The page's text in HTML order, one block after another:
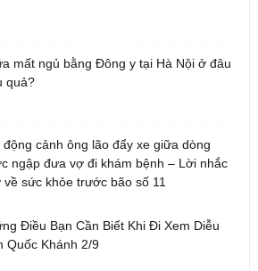
mất ngủ bằng Đông y tại Hà Nội ở đâu
quả?
động cảnh ông lão đẩy xe giữa dòng
ngập đưa vợ đi khám bệnh – Lời nhắc
về sức khỏe trước bão số 11
Điều Bạn Cần Biết Khi Đi Xem Diễu
Quốc Khánh 2/9